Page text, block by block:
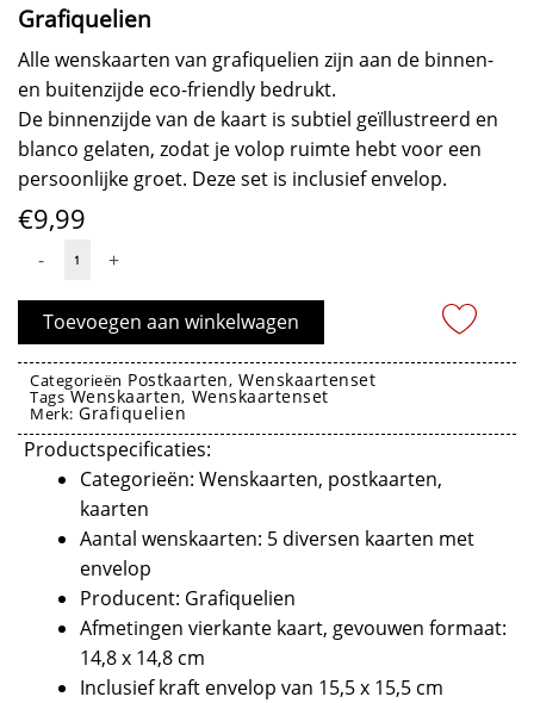
Grafiquelien
Alle wenskaarten van grafiquelien zijn aan de binnen-
en buitenzijde eco-friendly bedrukt.
De binnenzijde van de kaart is subtiel geïllustreerd en
blanco gelaten, zodat je volop ruimte hebt voor een
persoonlijke groet. Deze set is inclusief envelop.
€9,99
-
Wenskaarten
van
5
kaarten
DIV01
-
Grafiquelien
aantal
+
Toevoegen aan winkelwagen
Categorieën Postkaarten,Wenskaartenset
Tags Wenskaarten, Wenskaartenset
Merk:Grafiquelien
Productspecificaties:
Categorieën: Wenskaarten, postkaarten,
kaarten
Aantal wenskaarten: 5 diversen kaarten met
envelop
Producent: Grafiquelien
Afmetingen vierkante kaart, gevouwen formaat:
14,8 x 14,8 cm
Inclusief kraft envelop van 15,5 x 15,5 cm